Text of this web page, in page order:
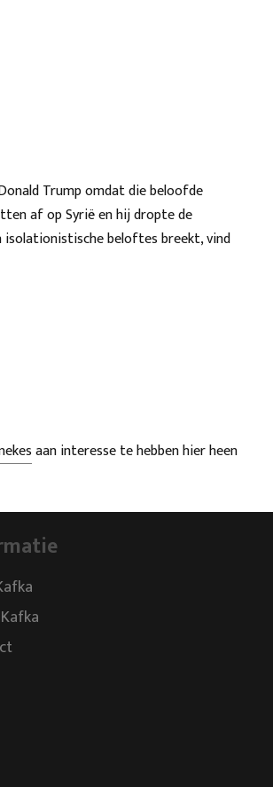
Trump omdat die beloofde
af op Syrië en hij dropte de
isolationistische beloftes breekt, vind
aan interesse te hebben hier heen